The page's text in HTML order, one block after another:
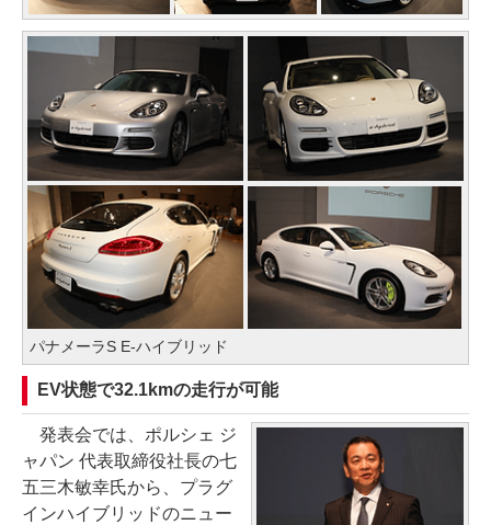
パナメーラS E-ハイブリッド
EV状態で32.1kmの走行が可能
発表会では、ポルシェ ジ
ャパン 代表取締役社長の七
五三木敏幸氏から、プラグ
インハイブリッドのニュー